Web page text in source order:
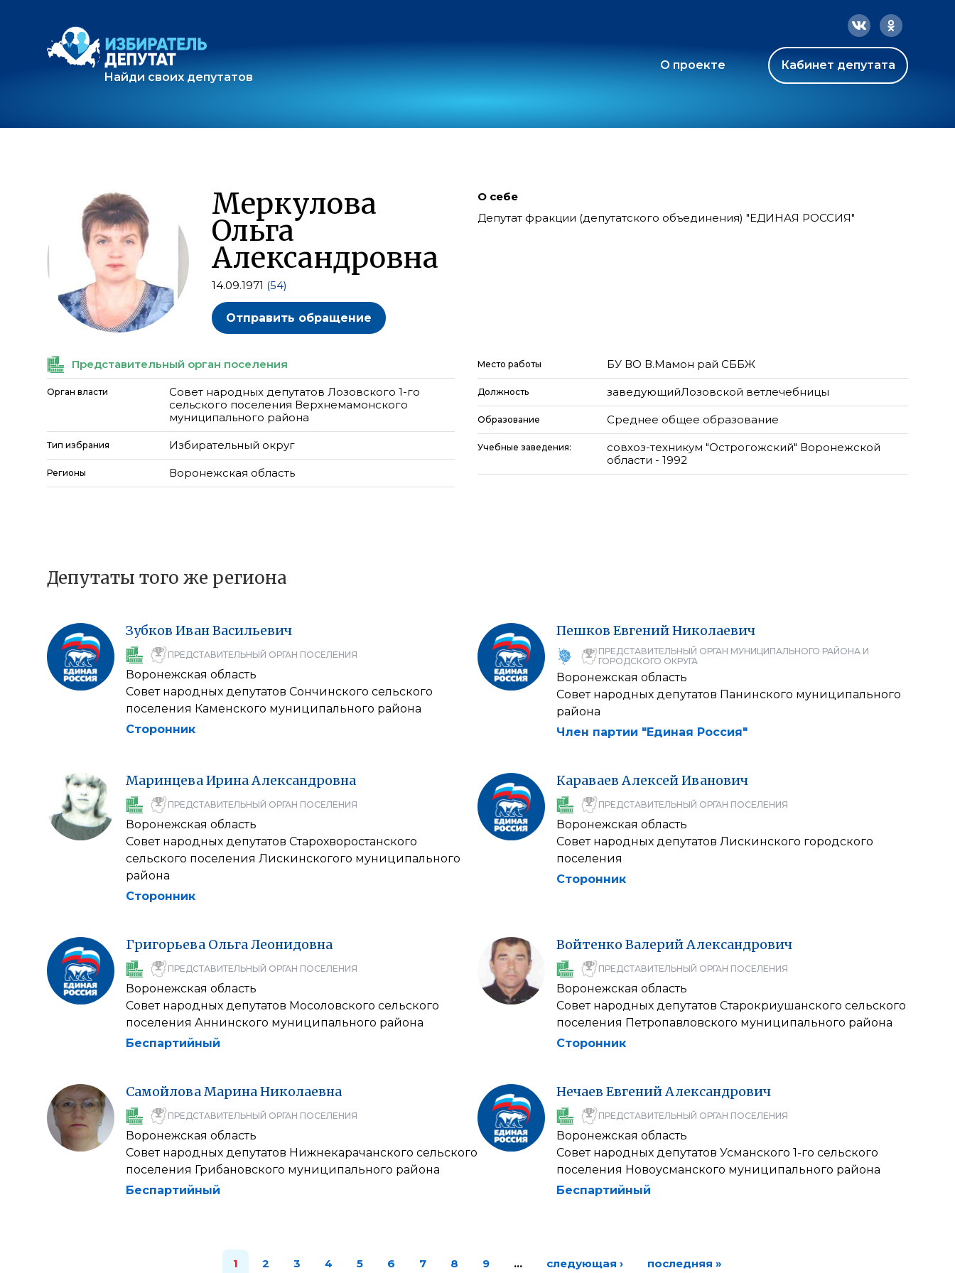
Найди своих депутатов
О проекте Кабинет депутата
Меркулова
Ольга
Александровна
14.09.1971 (54)
Отправить обращение
О себе
Депутат фракции (депутатского объединения) "ЕДИНАЯ РОССИЯ"
Представительный орган поселения
Орган власти
Совет народных депутатов Лозовского 1-го
сельского поселения Верхнемамонского
муниципального района
Тип избрания Избирательный округ
Регионы Воронежская область
Место работы БУ ВО В.Мамон рай СББЖ
Должность заведующийЛозовской ветлечебницы
Образование Среднее общее образование
Учебные заведения:
совхоз-техникум "Острогожский" Воронежской
области - 1992
Депутаты того же региона
Зубков ИванВасильевич
ПРЕДСТАВИТЕЛЬНЫЙ ОРГАН ПОСЕЛЕНИЯ
Воронежская область
Совет народных депутатов Сончинского сельского
поселения Каменского муниципального района
Сторонник
Пешков ЕвгенийНиколаевич
ПРЕДСТАВИТЕЛЬНЫЙ ОРГАН МУНИЦИПАЛЬНОГО РАЙОНА И
ГОРОДСКОГО ОКРУГА
Воронежская область
Совет народных депутатов Панинского муниципального
района
Член партии "Единая Россия"
МаринцеваИринаАлександровна
ПРЕДСТАВИТЕЛЬНЫЙ ОРГАН ПОСЕЛЕНИЯ
Воронежская область
Совет народных депутатов Старохворостанского
сельского поселения Лискинскогого муниципального
района
Сторонник
Караваев АлексейИванович
ПРЕДСТАВИТЕЛЬНЫЙ ОРГАН ПОСЕЛЕНИЯ
Воронежская область
Совет народных депутатов Лискинского городского
поселения
Сторонник
Григорьева ОльгаЛеонидовна
ПРЕДСТАВИТЕЛЬНЫЙ ОРГАН ПОСЕЛЕНИЯ
Воронежская область
Совет народных депутатов Мосоловского сельского
поселения Аннинского муниципального района
Беспартийный
Войтенко ВалерийАлександрович
ПРЕДСТАВИТЕЛЬНЫЙ ОРГАН ПОСЕЛЕНИЯ
Воронежская область
Совет народных депутатов Старокриушанского сельского
поселения Петропавловского муниципального района
Сторонник
СамойловаМаринаНиколаевна
ПРЕДСТАВИТЕЛЬНЫЙ ОРГАН ПОСЕЛЕНИЯ
Воронежская область
Совет народных депутатов Нижнекарачанского сельского
поселения Грибановского муниципального района
Беспартийный
Нечаев ЕвгенийАлександрович
ПРЕДСТАВИТЕЛЬНЫЙ ОРГАН ПОСЕЛЕНИЯ
Воронежская область
Совет народных депутатов Усманского 1-го сельского
поселения Новоусманского муниципального района
Беспартийный
1 2 3 4 5 6 7 8 9 … следующая › последняя »